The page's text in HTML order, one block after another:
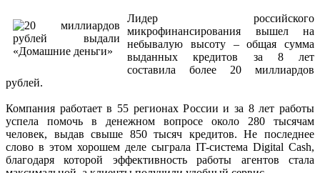
Лидер российского
микрофинансирования вышел на
небывалую высоту – общая сумма
выданных кредитов за 8 лет
составила более 20 миллиардов
рублей.
Компания работает в 55 регионах России и за 8 лет работы
успела помочь в денежном вопросе около 280 тысячам
человек, выдав свыше 850 тысяч кредитов. Не последнее
слово в этом хорошем деле сыграла IT-система Digital Cash,
благодаря которой эффективность работы агентов стала